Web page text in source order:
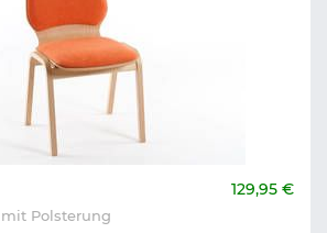
129,95 €
Polsterung